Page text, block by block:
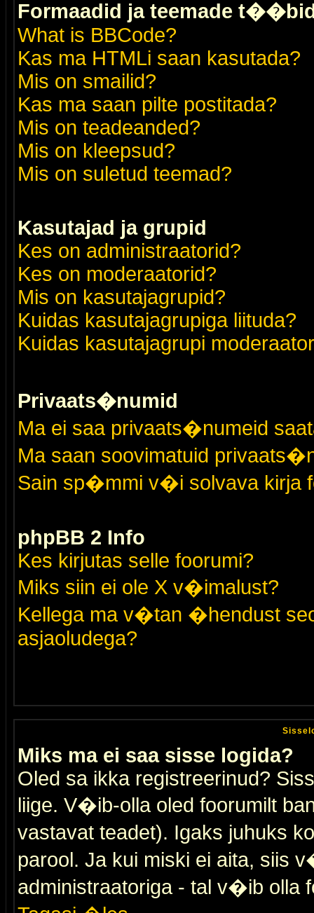
Formaadid ja teemade
What is BBCode?
Kas ma HTMLi saan kasutada?
Mis on smailid?
Kas ma saan pilte postitada?
Mis on teadeanded?
Mis on kleepsud?
Mis on suletud teemad?
Kasutajad ja grupid
Kes on administraatorid?
Kes on moderaatorid?
Mis on kasutajagrupid?
Kuidas kasutajagrupiga liituda?
Kuidas kasutajagrupi
Privaats�numid
Ma ei saa privaats�numeid
Ma saan soovimatuid
Sain sp�mmi v�i solvava kirja
phpBB 2 Info
Kes kirjutas selle foorumi?
Miks siin ei ole X v�imalust?
Kellega ma v�tan �hendust
asjaoludega?
Miks ma ei saa sisse logida?
Oled sa ikka registreerinud?
liige. V�ib-olla oled foorumilt
vastavat teadet). Igaks juhuks
parool. Ja kui miski ei aita, siis
administraatoriga - tal v�ib olla